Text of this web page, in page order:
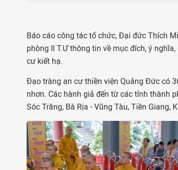
Báo cáo công tác tổ chức, Đại đức Thích
phòng II T.Ư thông tin về mục đích, ‎ý
cư kiết hạ.
Đạo tràng an cư thiền viện Quảng Đức có
nhơn. Các hành giả đến từ các tỉnh thành
Sóc Trăng, Bà Rịa - Vũng Tàu, Tiền